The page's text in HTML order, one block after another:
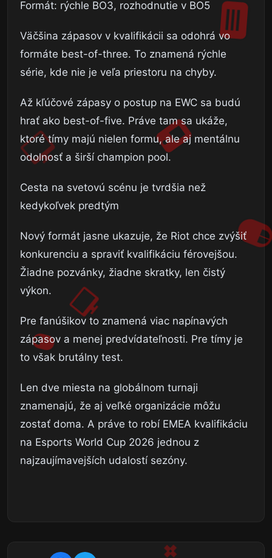
Formát: rýchle BO3, rozhodnutie v BO5
Väčšina zápasov v kvalifikácii sa odohrá vo
formáte best-of-three. To znamená rýchle
série, kde nie je veľa priestoru na chyby.
Až kľúčové zápasy o postup na EWC sa budú
hrať ako best-of-five. Práve tam sa ukáže,
ktoré tímy majú nielen formu, ale aj mentálnu
odolnosť a širší champion pool.
Cesta na svetovú scénu je tvrdšia než
kedykoľvek predtým
Nový formát jasne ukazuje, že Riot chce zvýšiť
konkurenciu a spraviť kvalifikáciu férovejšou.
Žiadne pozvánky, žiadne skratky, len čistý
výkon.
Pre fanúšikov to znamená viac napínavých
zápasov a menej predvídateľnosti. Pre tímy je
to však brutálny test.
Len dve miesta na globálnom turnaji
znamenajú, že aj veľké organizácie môžu
zostať doma. A práve to robí EMEA kvalifikáciu
na Esports World Cup 2026 jednou z
najzaujímavejších udalostí sezóny.